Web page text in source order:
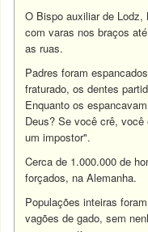
O Bispo auxiliar de Lodz,
com varas nos braços
as ruas.
Padres foram
fraturado, os dentes
Enquanto os
Deus? Se você crê,
um impostor".
Cerca de 1.000.000 de
forçados, na Alemanha.
Populações inteiras
vagões de gado, sem